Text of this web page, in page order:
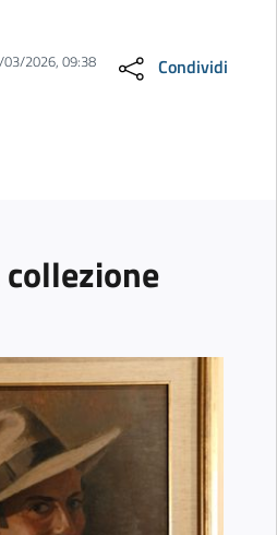
03/2026, 09:38 Condividi